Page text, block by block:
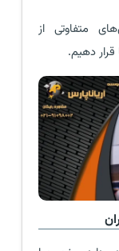
متفاوتی از
قرار دهیم.